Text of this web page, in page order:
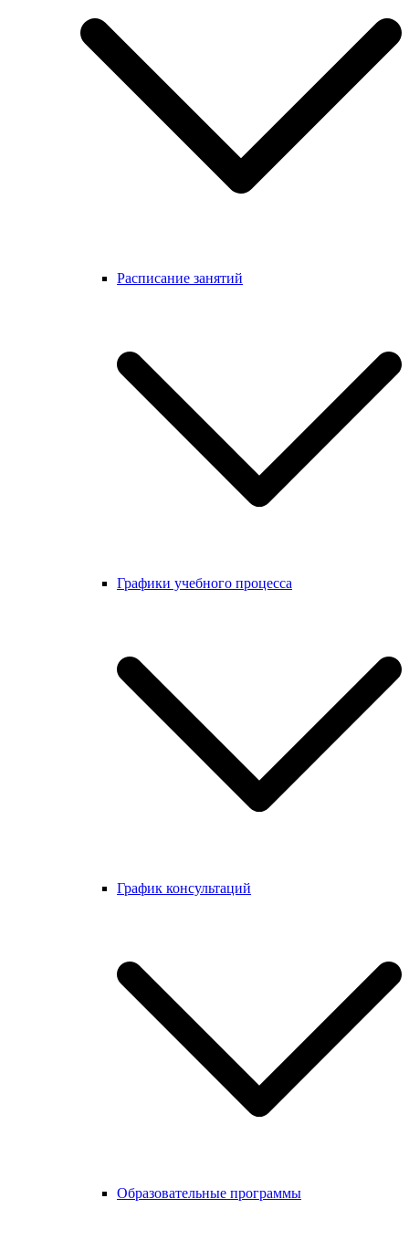
Расписание занятий
Графики учебного процесса
График консультаций
Образовательные программы